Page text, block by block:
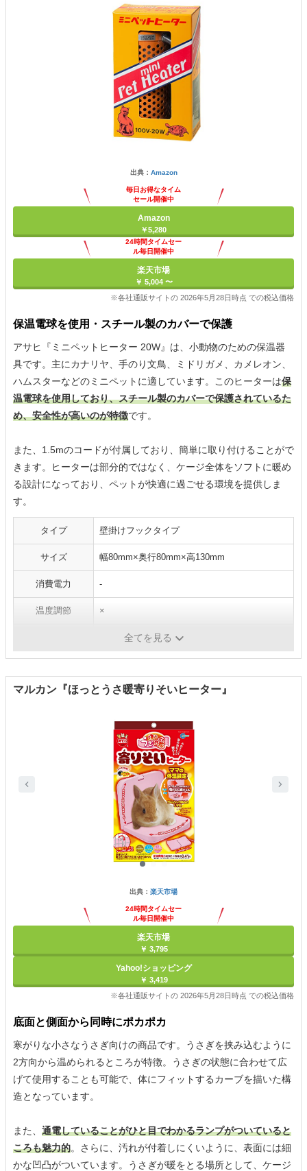
出典： Amazon
毎日お得なタイム
セール開催中
Amazon
￥5,280
24時間タイムセー
ル毎日開催中
楽天市場
￥ 5,004 〜
※各社通販サイトの 2026年5月28日時点 での税込価格
保温電球を使用・スチール製のカバーで保護
アサヒ『ミニペットヒーター 20W』は、小動物のための保温器
具です。主にカナリヤ、手のり文鳥、ミドリガメ、カメレオン、
ハムスターなどのミニペットに適しています。このヒーターは保
温電球を使用しており、スチール製のカバーで保護されているた
め、安全性が高いのが特徴です。
また、1.5mのコードが付属しており、簡単に取り付けることがで
きます。ヒーターは部分的ではなく、ケージ全体をソフトに暖め
る設計になっており、ペットが快適に過ごせる環境を提供しま
す。
タイプ 壁掛けフックタイプ
サイズ 幅80mm×奥行80mm×高130mm
消費電力 -
温度調節 ×
全てを見る
マルカン『ほっとうさ暖寄りそいヒーター』
出典： 楽天市場
24時間タイムセー
ル毎日開催中
楽天市場
￥ 3,795
Yahoo!ショッピング
￥ 3,419
※各社通販サイトの 2026年5月28日時点 での税込価格
底面と側面から同時にポカポカ
寒がりな小さなうさぎ向けの商品です。うさぎを挟み込むように
2方向から温められるところが特徴。うさぎの状態に合わせて広
げて使用することも可能で、体にフィットするカーブを描いた構
造となっています。
また、 通電していることがひと目でわかるランプがついていると
ころも魅力的。さらに、汚れが付着しにくいように、表面には細
かな凹凸がついています。うさぎが暖をとる場所として、ケージ